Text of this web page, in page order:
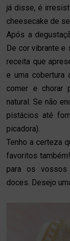
já disse, é
cheesecake de
Após a
De cor vibrante e
receita que
e uma cobertura
comer e chorar
natural. Se não
pistácios até
picadora).
Tenho a certeza
favoritos
para os vossos
doces. Desejo